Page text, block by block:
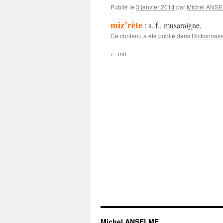
Publié le 3 janvier 2014par Michel
miz’rète : s. f., musaraigne.
Ce contenu a été publié dans
← mô